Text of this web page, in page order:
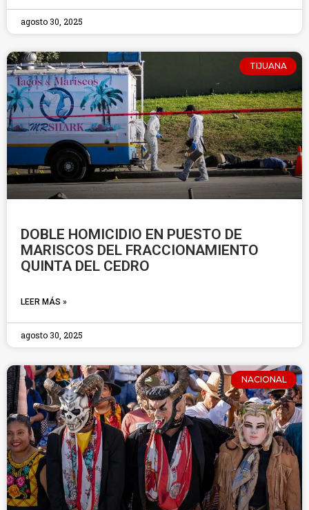
agosto 30, 2025
TIJUANA
DOBLE HOMICIDIO EN PUESTO DE
MARISCOS DEL FRACCIONAMIENTO
QUINTA DEL CEDRO
LEER MÁS »
agosto 30, 2025
NACIONAL